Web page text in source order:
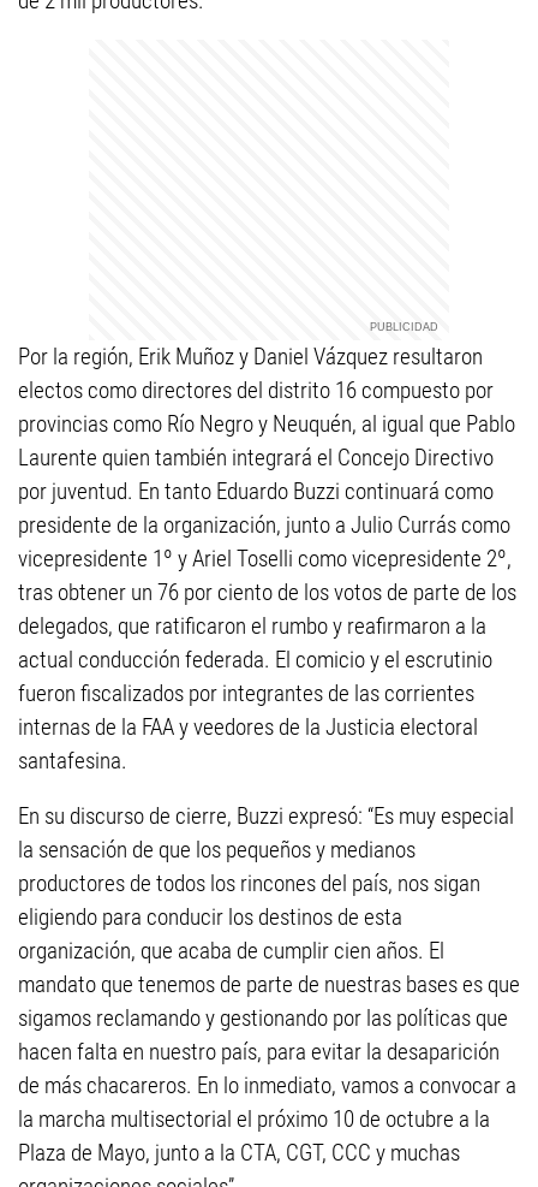
Por la región, Erik Muñoz y Daniel Vázquez resultaron
electos como directores del distrito 16 compuesto por
provincias como Río Negro y Neuquén, al igual que Pablo
Laurente quien también integrará el Concejo Directivo
por juventud. En tanto Eduardo Buzzi continuará como
presidente de la organización, junto a Julio Currás como
vicepresidente 1º y Ariel Toselli como vicepresidente 2º,
tras obtener un 76 por ciento de los votos de parte de los
delegados, que ratificaron el rumbo y reafirmaron a la
actual conducción federada. El comicio y el escrutinio
fueron fiscalizados por integrantes de las corrientes
internas de la FAA y veedores de la Justicia electoral
santafesina.
En su discurso de cierre, Buzzi expresó: “Es muy especial
la sensación de que los pequeños y medianos
productores de todos los rincones del país, nos sigan
eligiendo para conducir los destinos de esta
organización, que acaba de cumplir cien años. El
mandato que tenemos de parte de nuestras bases es que
sigamos reclamando y gestionando por las políticas que
hacen falta en nuestro país, para evitar la desaparición
de más chacareros. En lo inmediato, vamos a convocar a
la marcha multisectorial el próximo 10 de octubre a la
Plaza de Mayo, junto a la CTA, CGT, CCC y muchas